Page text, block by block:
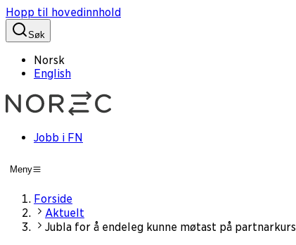
Hopp til hovedinnhold
Søk
Norsk
English
Jobb i FN
Meny
Forside
Aktuelt
Jubla for å endeleg kunne møtast på partnarkurs